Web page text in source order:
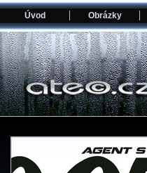
Úvod Obrázky